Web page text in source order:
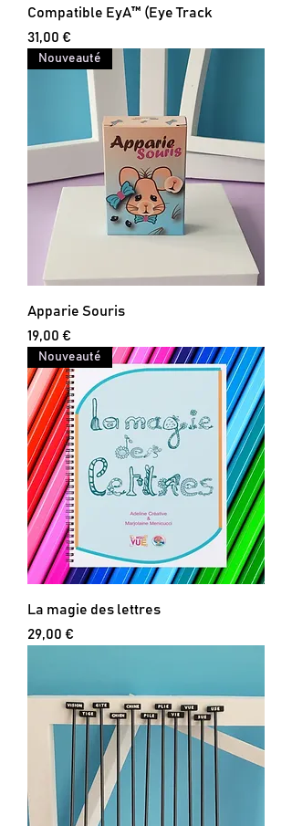
Compatible EyA™ (Eye Track
Prix
31,00 €
Nouveauté
Apparie Souris
Prix
19,00 €
Nouveauté
La magie des lettres
Prix
29,00 €